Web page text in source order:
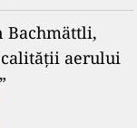
Bachmättli,
aerului